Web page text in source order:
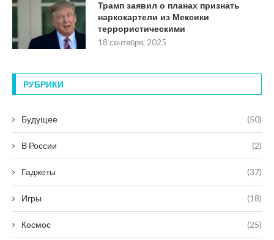
Трамп заявил о планах признать
наркокартели из Мексики
террористическими
18 сентября, 2025
РУБРИКИ
Будущее (50)
В России (2)
Гаджеты (37)
Игры (18)
Космос (25)